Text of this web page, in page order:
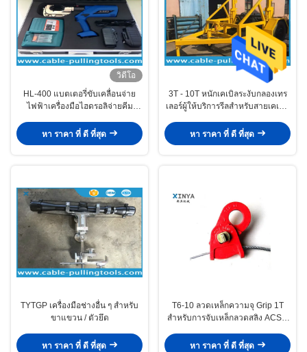
วิดีโอ
HL-400 แบตเตอรี่ขับเคลื่อนจ่าย
ไฟฟ้าเครื่องมือไฮดรอลิจ่ายคีม
หา ราคา ที่ ดี ที่สุด
3T - 10T หนักเคเบิลระงับกลองเทร
เลอร์ผู้ให้บริการรีลสำหรับสายเคเบิล
หา ราคา ที่ ดี ที่สุด
TYTGP เครื่องมือช่างอื่น ๆ สำหรับ
ขาแขวน / ตัวยึด
หา ราคา ที่ ดี ที่สุด
T6-10 ลวดเหล็กความจุ Grip 1T
สำหรับการจับเหล็กลวดสลิง ACSR
หา ราคา ที่ ดี ที่สุด